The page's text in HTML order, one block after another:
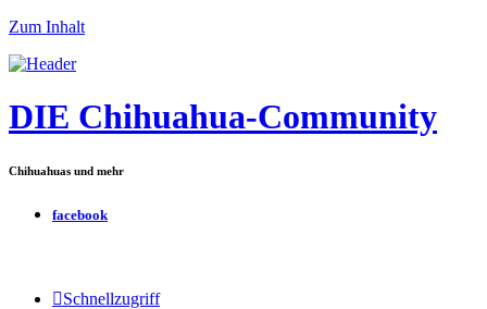
Zum Inhalt
DIE Chihuahua-Community
Chihuahuas und mehr
facebook
Schnellzugriff